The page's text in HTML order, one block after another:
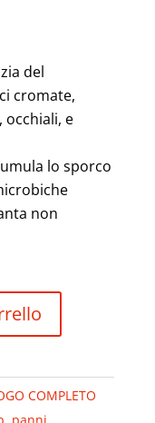
del
cromate,
occhiali, e
lo sporco
non
COMPLETO